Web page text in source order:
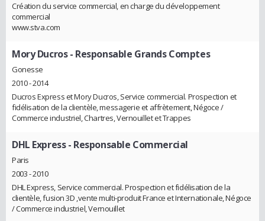
Création du service commercial, en charge du développement
commercial
www.stva.com
Mory Ducros- Responsable Grands Comptes
Gonesse
2010 - 2014
Ducros Express et Mory Ducros, Service commercial. Prospection et
fidélisation de la clientèle, messagerie et affrètement, Négoce /
Commerce industriel, Chartres, Vernouillet et Trappes
DHL Express- Responsable Commercial
Paris
2003 - 2010
DHL Express, Service commercial. Prospection et fidélisation de la
clientèle, fusion 3D ,vente multi-produit France et Internationale, Négoce
/ Commerce industriel, Vernouillet